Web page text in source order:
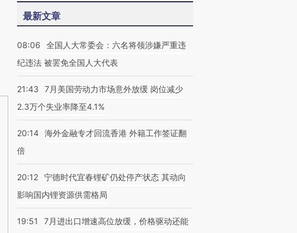
最新文章
08:06
全国人大常委会：六名将领涉嫌严重违
纪违法 被罢免全国人大代表
21:43
7月美国劳动力市场意外放缓 岗位减少
2.3万个失业率降至4.1%
20:14 海外金融专才回流香港 外籍工作签证翻
倍
20:12 宁德时代宜春锂矿仍处停产状态 其动向
影响国内锂资源供需格局
19:51
7月进出口增速高位放缓，价格驱动还能